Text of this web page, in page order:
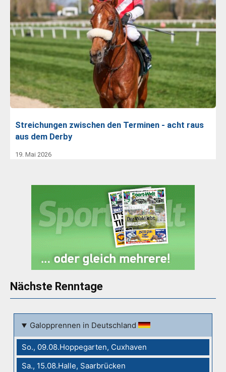
Streichungen zwischen den Terminen - acht raus
aus dem Derby
19. Mai 2026
Nächste Renntage
Galopprennen in Deutschland
So., 09.08.Hoppegarten, Cuxhaven
Sa., 15.08.Halle, Saarbrücken